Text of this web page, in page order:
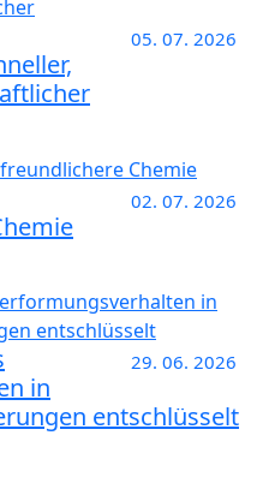
05. 07. 2026
02. 07. 2026
29. 06. 2026
in
entschlüsselt